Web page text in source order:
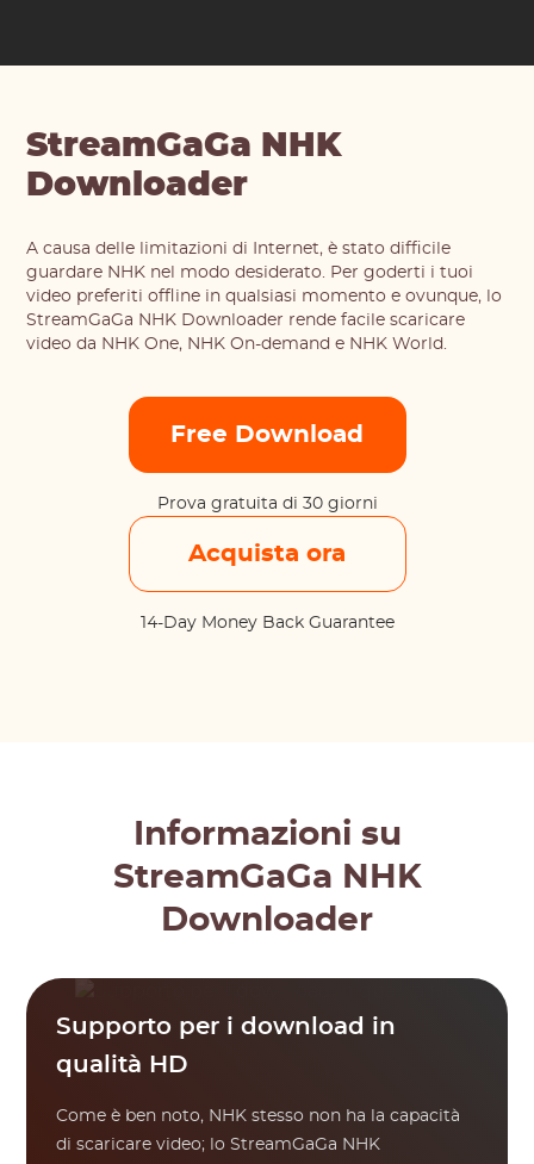
StreamGaGa NHK
Downloader
A causa delle limitazioni di Internet, è stato difficile
guardare NHK nel modo desiderato. Per goderti i tuoi
video preferiti offline in qualsiasi momento e ovunque, lo
StreamGaGa NHK Downloader rende facile scaricare
video da NHK One, NHK On-demand e NHK World.
Free Download
Prova gratuita di 30 giorni
Acquista ora
14-Day Money Back Guarantee
Informazioni su
StreamGaGa NHK
Downloader
Supporto per i download in
qualità HD
Come è ben noto, NHK stesso non ha la capacità
di scaricare video; lo StreamGaGa NHK